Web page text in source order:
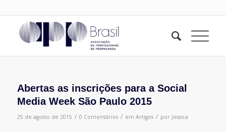
Abertas as inscrições para a Social
Media Week São Paulo 2015
25 de agosto de 2015 / 0 Comentários / em Artigos / por Jessica